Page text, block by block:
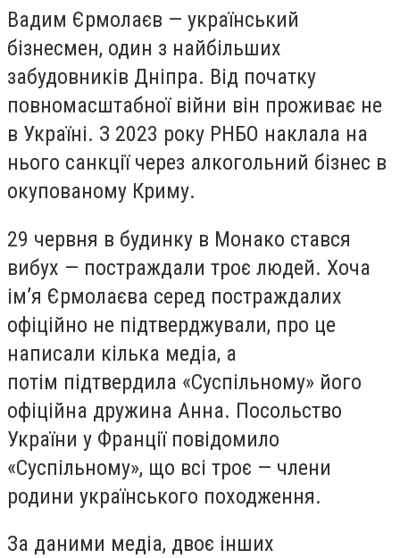
Вадим Єрмолаєв — український
бізнесмен, один з найбільших
забудовників Дніпра. Від початку
повномасштабної війни він проживає не
в Україні. З 2023 року РНБО наклала на
нього санкції через алкогольний бізнес в
окупованому Криму.
29 червня в будинку в Монако стався
вибух — постраждали троє людей. Хоча
імʼя Єрмолаєва серед постраждалих
офіційно не підтверджували, про це
написали кілька медіа, а
потім підтвердила «Суспільному» його
офіційна дружина Анна. Посольство
України у Франції повідомило
«Суспільному», що всі троє — члени
родини українського походження.
За даними медіа, двоє інших